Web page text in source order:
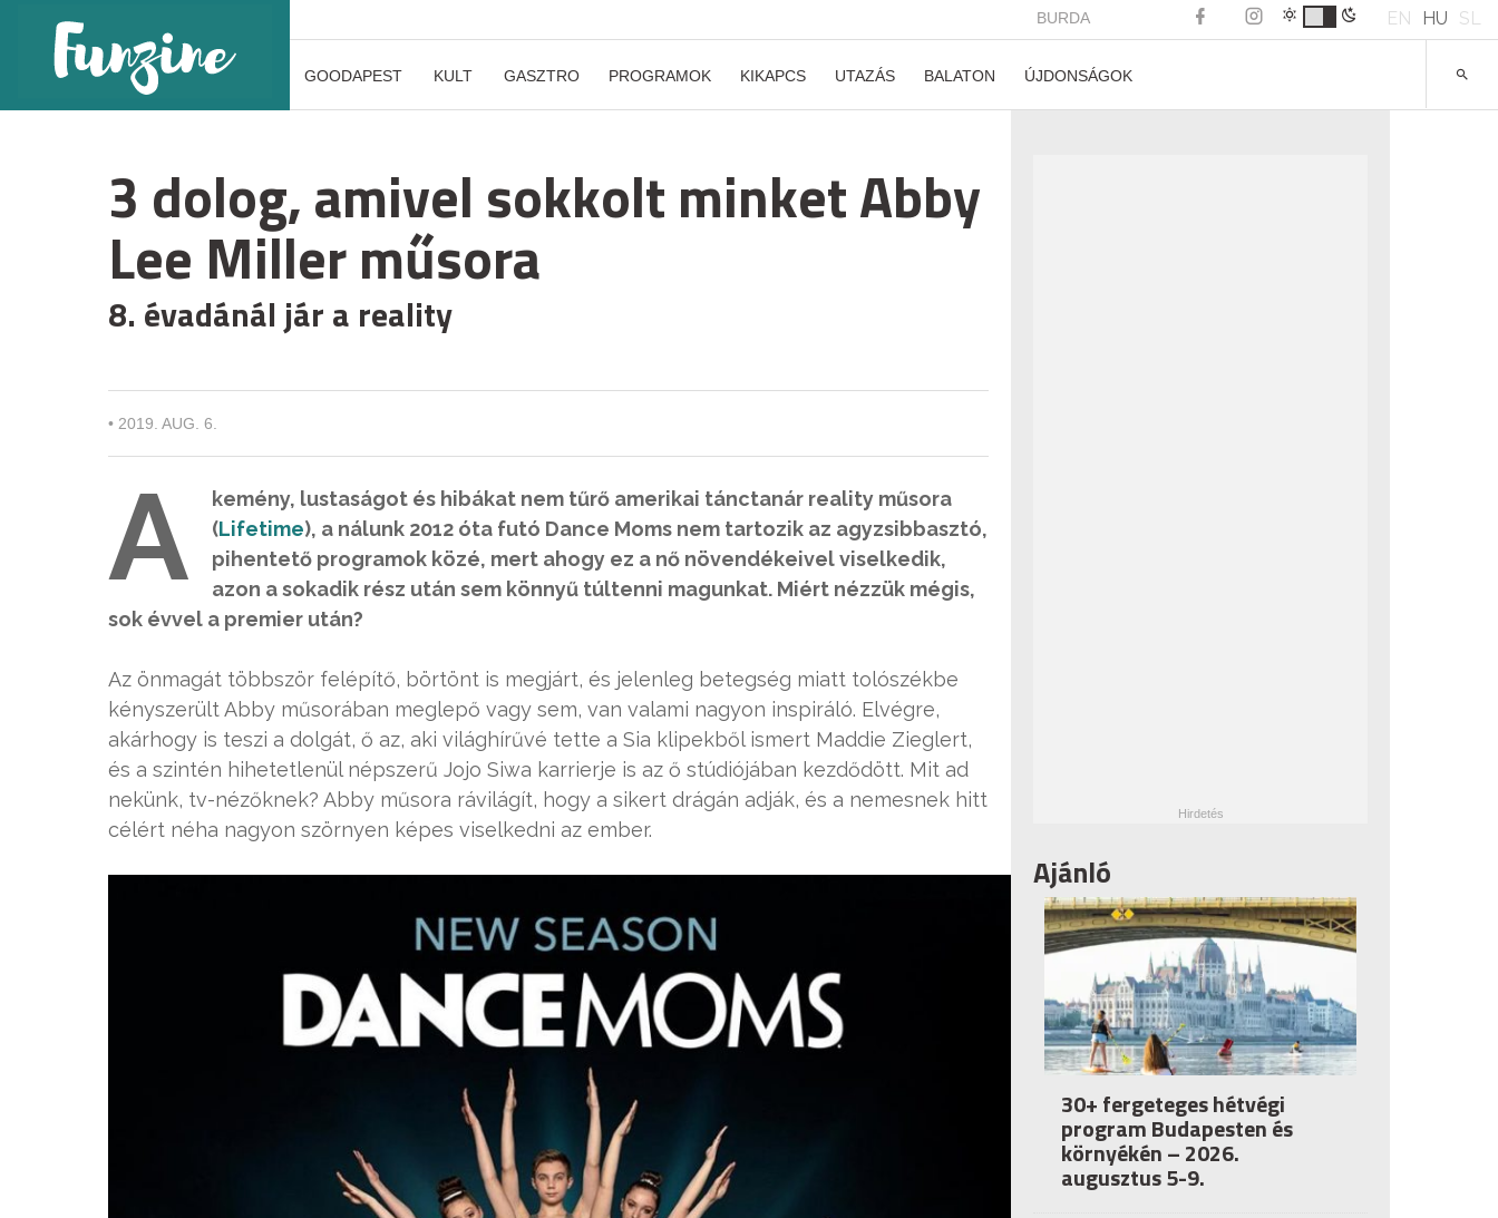
BURDA EN HU SL
GOODAPEST KULT GASZTRO PROGRAMOK KIKAPCS UTAZÁS BALATON ÚJDONSÁGOK
3 dolog, amivel sokkolt minket Abby
Lee Miller műsora
8. évadánál jár a reality
• 2019. AUG. 6.
A
kemény, lustaságot és hibákat nem tűrő amerikai tánctanár reality műsora
(Lifetime), a nálunk 2012 óta futó Dance Moms nem tartozik az agyzsibbasztó,
pihentető programok közé, mert ahogy ez a nő növendékeivel viselkedik,
azon a sokadik rész után sem könnyű túltenni magunkat. Miért nézzük mégis,
sok évvel a premier után?
Az önmagát többször felépítő, börtönt is megjárt, és jelenleg betegség miatt tolószékbe
kényszerült Abby műsorában meglepő vagy sem, van valami nagyon inspiráló. Elvégre,
akárhogy is teszi a dolgát, ő az, aki világhírűvé tette a Sia klipekből ismert Maddie Zieglert,
és a szintén hihetetlenül népszerű Jojo Siwa karrierje is az ő stúdiójában kezdődött. Mit ad
nekünk, tv-nézőknek? Abby műsora rávilágít, hogy a sikert drágán adják, és a nemesnek hitt
célért néha nagyon szörnyen képes viselkedni az ember.
Ajánló
30+ fergeteges hétvégi
program Budapesten és
környékén – 2026.
augusztus 5-9.